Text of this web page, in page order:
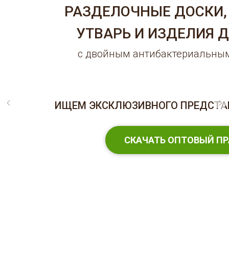
РАЗДЕЛОЧНЫЕ
УТВАРЬ И ИЗДЕЛИЯ
ИЩЕМ ЭКСКЛЮЗИВНОГО
СКАЧАТЬ ОПТОВЫЙ
с двойным